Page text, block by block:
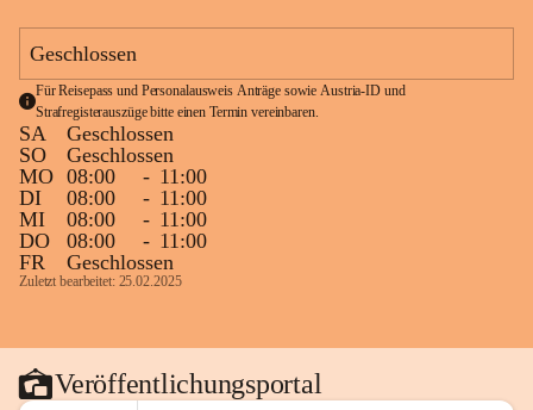
Geschlossen
Für Reisepass und Personalausweis Anträge sowie Austria-ID und
Strafregisterauszüge bitte einen Termin vereinbaren.
SA
Geschlossen
SO
Geschlossen
MO 08:00 - 11:00
DI
08:00 - 11:00
MI
08:00 - 11:00
DO
08:00 - 11:00
FR
Geschlossen
Zuletzt bearbeitet: 25.02.2025
Veröffentlichungsportal